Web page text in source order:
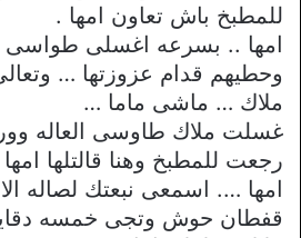
للمطبخ باش تعاون امها .
امها .. بسرعه اغسلى طواسى
وحطيهم قدام عزوزتها …
ملاك … ماشى ماما …
غسلت ملاك طاوسى العاله
رجعت للمطبخ وهنا قالتلها
امها …. اسمعى نبعتك لصاله
قفطان حوش وتجى خمسه